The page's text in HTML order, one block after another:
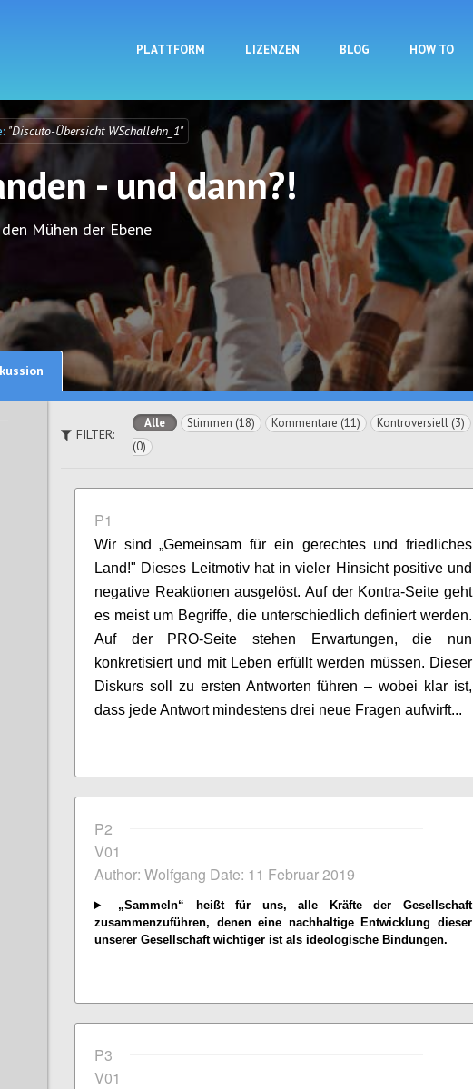
PLATTFORM LIZENZEN BLOG HOW TO
"Discuto-Übersicht WSchallehn_1"
- und dann?!
Mühen der Ebene
FILTER:
Alle Stimmen (18) Kommentare (11) Kontroversiell (3)
(0)
P1
Wir sind „Gemeinsam für ein gerechtes und friedliches
Land!" Dieses Leitmotiv hat in vieler Hinsicht positive und
negative Reaktionen ausgelöst. Auf der Kontra-Seite geht
es meist um Begriffe, die unterschiedlich definiert werden.
Auf der PRO-Seite stehen Erwartungen, die nun
konkretisiert und mit Leben erfüllt werden müssen. Dieser
Diskurs soll zu ersten Antworten führen – wobei klar ist,
dass jede Antwort mindestens drei neue Fragen aufwirft...
P2
V01
Author: Wolfgang Date: 11 Februar 2019
„Sammeln“ heißt für uns, alle Kräfte der Gesellschaft
zusammenzuführen, denen eine nachhaltige Entwicklung dieser
unserer Gesellschaft wichtiger ist als ideologische Bindungen.
P3
V01